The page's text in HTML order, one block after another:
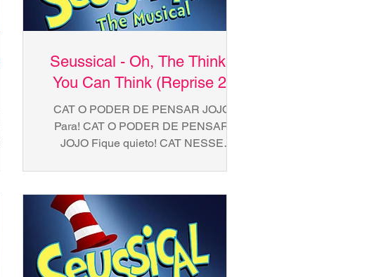
Seussical - Oh, The Thinks
You Can Think (Reprise 2)
CAT O PODER DE PENSAR JOJO
Para! CAT O PODER DE PENSAR
JOJO Fique quieto! CAT NESSE